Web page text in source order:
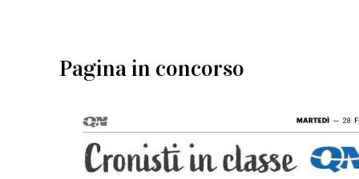
Pagina in concorso